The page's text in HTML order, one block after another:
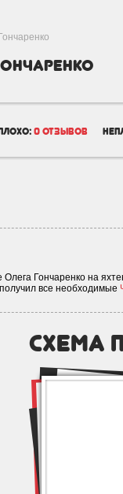
0 отзывов
Олега Гончаренко на
все необходимые
схема